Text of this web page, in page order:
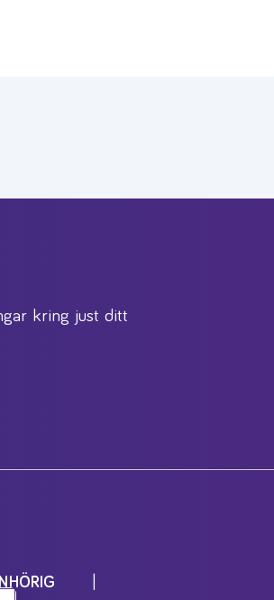
kring just ditt